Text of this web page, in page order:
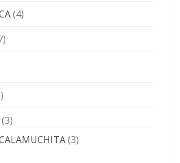
(4)
(3)
(3)